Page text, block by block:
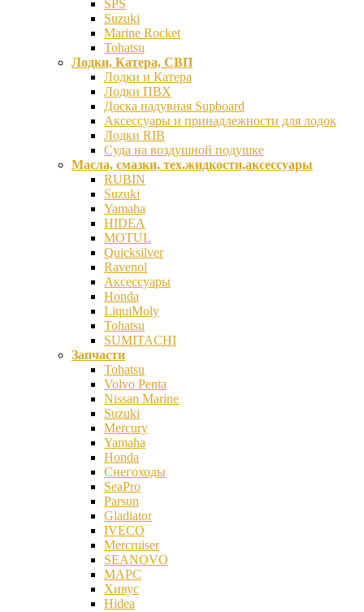
SPS
Suzuki
Marine Rocket
Tohatsu
Лодки, Катера, СВП
Лодки и Катера
Лодки ПВХ
Доска надувная Supboard
Аксессуары и принадлежности для лодок
Лодки RIB
Суда на воздушной подушке
Масла, смазки, тех.жидкости,аксессуары
RUBIN
Suzuki
Yamaha
HIDEA
MOTUL
Quicksilver
Ravenol
Аксессуары
Honda
LiquiMoly
Tohatsu
SUMITACHI
Запчасти
Tohatsu
Volvo Penta
Nissan Marine
Suzuki
Mercury
Yamaha
Honda
Снегоходы
SeaPro
Parsun
Gladiator
IVECO
Mercruiser
SEANOVO
МАРС
Хивус
Hidea